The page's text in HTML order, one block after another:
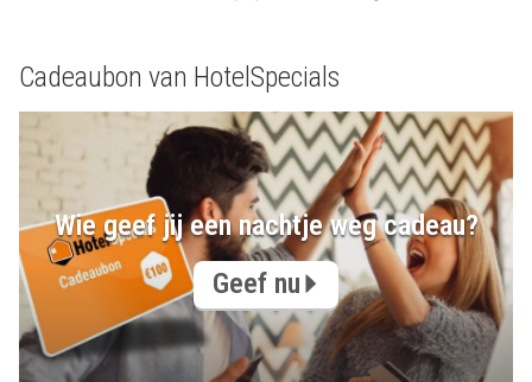
Cadeaubon van HotelSpecials
Wie geef jij een nachtje weg cadeau?
Geef nu